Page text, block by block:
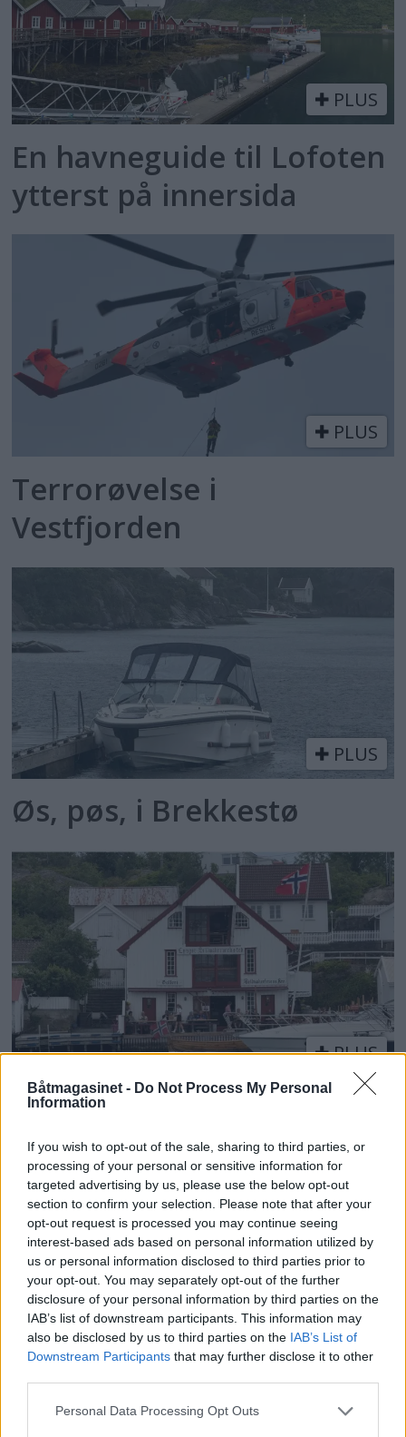
Båtmagasinet - Do Not Process My Personal
Information
If you wish to opt-out of the sale, sharing to third parties, or
processing of your personal or sensitive information for
targeted advertising by us, please use the below opt-out
section to confirm your selection. Please note that after your
opt-out request is processed you may continue seeing
interest-based ads based on personal information utilized by
us or personal information disclosed to third parties prior to
your opt-out. You may separately opt-out of the further
disclosure of your personal information by third parties on the
IAB’s list of downstream participants. This information may
also be disclosed by us to third parties on the IAB’s List of
Downstream Participants that may further disclose it to other
Personal Data Processing Opt Outs
PLUS
En havneguide til Lofoten
ytterst på innersida
PLUS
Terrorøvelse i
Vestfjorden
PLUS
Øs, pøs, i Brekkestø
PLUS
Hva seilmakeren fortalte
PLUS
Krabbehiv i Lyngørsund